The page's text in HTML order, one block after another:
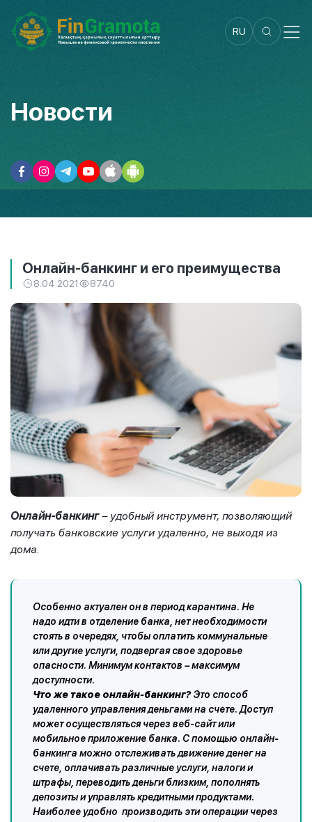
RU
Новости
Онлайн-банкинг и его преимущества
8.04.2021 8740
Онлайн-банкинг– удобный инструмент, позволяющий
получать банковские услуги удаленно, не выходя из
дома.
Особенно актуален он в период карантина. Не
надо идти в отделение банка, нет необходимости
стоять в очередях, чтобы оплатить коммунальные
или другие услуги, подвергая свое здоровье
опасности. Минимум контактов – максимум
доступности.
Что же такое онлайн-банкинг?Это способ
удаленного управления деньгами на счете. Доступ
может осуществляться через веб-сайт или
мобильное приложение банка. С помощью онлайн-
банкинга можно отслеживать движение денег на
счете, оплачивать различные услуги, налоги и
штрафы, переводить деньги близким, пополнять
депозиты и управлять кредитными продуктами.
Наиболее удобно производить эти операции через